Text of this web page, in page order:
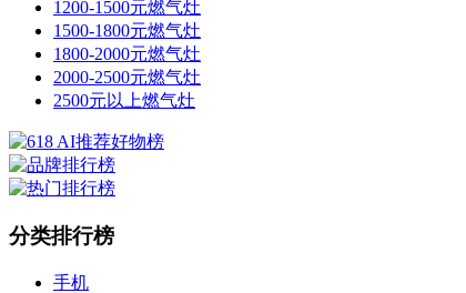
1200-1500元燃气灶
1500-1800元燃气灶
1800-2000元燃气灶
2000-2500元燃气灶
2500元以上燃气灶
分类排行榜
手机